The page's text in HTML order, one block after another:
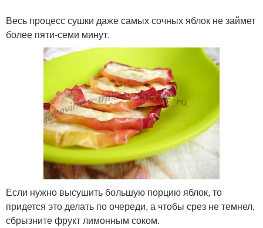
Весь процесс сушки даже самых сочных яблок не займет
более пяти-семи минут.
Если нужно высушить большую порцию яблок, то
придется это делать по очереди, а чтобы срез не темнел,
сбрызните фрукт лимонным соком.